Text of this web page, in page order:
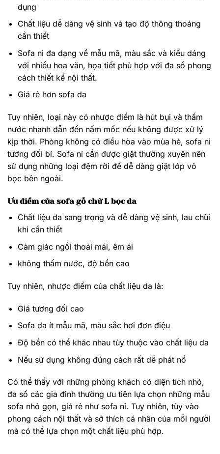
dụng
Chất liệu dễ dàng vệ sinh và tạo độ thông thoáng
cần thiết
Sofa nỉ đa dạng về mẫu mã, màu sắc và kiểu dáng
với nhiều hoa văn, họa tiết phù hợp với đa số phong
cách thiết kế nội thất.
Giá rẻ hơn sofa da
Tuy nhiên, loại này có nhược điểm là hút bụi và thấm
nước nhanh dẫn đến nấm mốc nếu không được xử lý
kịp thời. Phòng không có điều hòa vào mùa hè, sofa nỉ
tương đối bí. Sofa nỉ cần được giặt thường xuyên nên
sử dụng những loại đệm rời để dễ dàng giặt lớp vỏ
bọc bên ngoài.
Ưu điểm của sofa gỗ chữ L bọc da
Chất liệu da sang trọng và dễ dàng vệ sinh, lau chùi
khi cần thiết
Cảm giác ngồi thoải mái, êm ái
không thấm nước, độ bền cao
Tuy nhiên, nhược điểm của chất liệu da là:
Giá tương đối cao
Sofa da ít mẫu mã, màu sắc hơi đơn điệu
Độ bền có thể khác nhau tùy thuộc vào chất liệu da
Nếu sử dụng không đúng cách rất dễ phát nổ
Có thể thấy với những phòng khách có diện tích nhỏ,
đa số các gia đình thường ưu tiên lựa chọn những mẫu
sofa nhỏ gọn, giá rẻ như sofa nỉ. Tuy nhiên, tùy vào
phong cách nội thất và sở thích cá nhân của mỗi người
mà có thể lựa chọn một chất liệu phù hợp.